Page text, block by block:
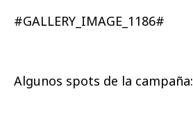
#GALLERY_IMAGE_1186#
Algunos spots de la campaña: